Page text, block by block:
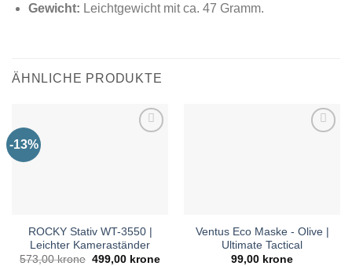
Gewicht: Leichtgewicht mit ca. 47 Gramm.
ÄHNLICHE PRODUKTE
-13%
ROCKY Stativ WT-3550 |
Leichter Kameraständer
573,00krone Ursprünglicher
499,00 kroneAktueller
Ventus Eco Maske - Olive |
Ultimate Tactical
99,00 krone